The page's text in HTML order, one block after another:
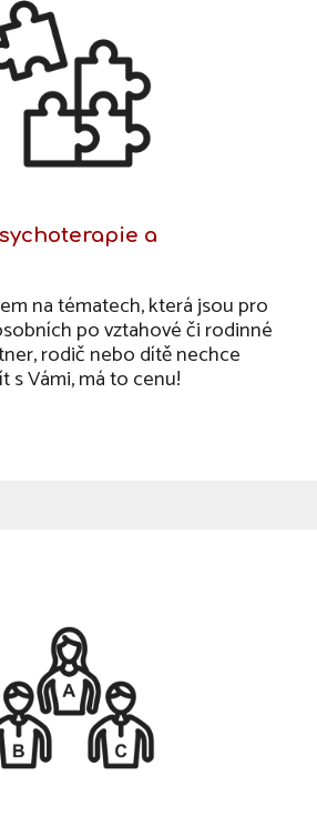
a
na tématech, která jsou pro
po vztahové či rodinné
rodič nebo dítě nechce
s Vámi, má to cenu!